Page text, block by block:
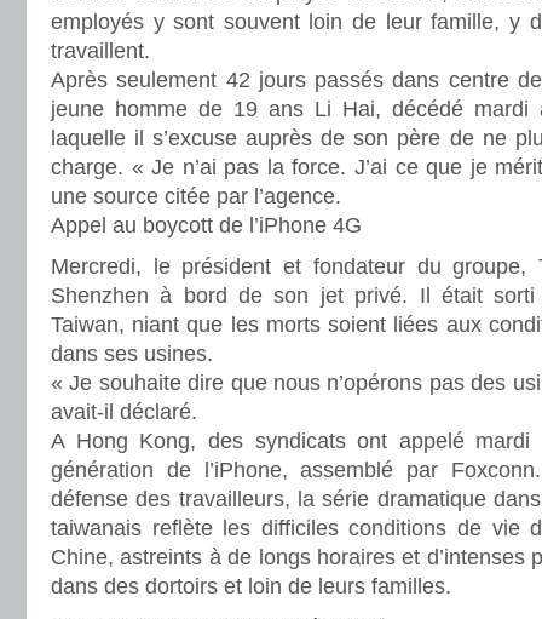
employés y sont souvent loin de leur famille, y
travaillent.
Après seulement 42 jours passés dans centre
jeune homme de 19 ans Li Hai, décédé mardi
laquelle il s’excuse auprès de son père de ne
charge. « Je n’ai pas la force. J’ai ce que je
une source citée par l’agence.
Appel au boycott de l’iPhone 4G
Mercredi, le président et fondateur du
Shenzhen à bord de son jet privé. Il était
Taiwan, niant que les morts soient liées aux
dans ses usines.
« Je souhaite dire que nous n’opérons pas des
avait-il déclaré.
A Hong Kong, des syndicats ont appelé
génération de l’iPhone, assemblé par
défense des travailleurs, la série dramatique
taiwanais reflète les difficiles conditions de vie
Chine, astreints à de longs horaires et d’intenses
dans des dortoirs et loin de leurs familles.